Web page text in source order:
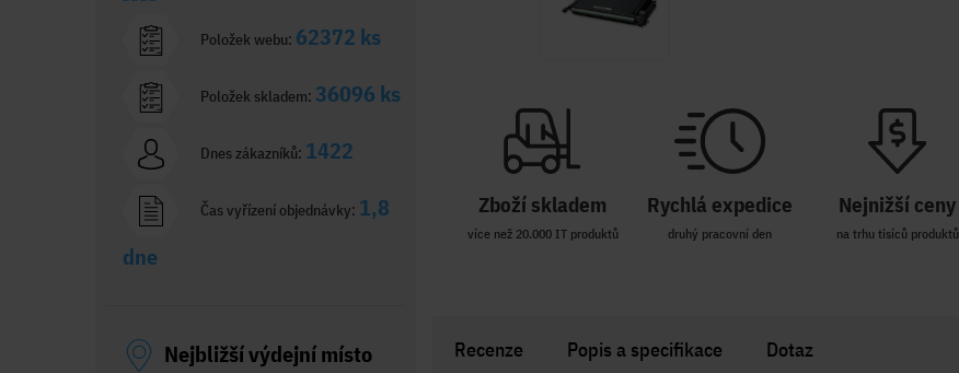
Zboží skladem
více než 20.000 IT produktů
Rychlá expedice
druhý pracovní den
Nejnižší ceny
na trhu tisíců produktů
Recenze Popis a specifikace Dotaz
Položek webu: 62372 ks
Položek skladem: 36096 ks
Dnes zákazníků: 1422
Čas vyřízení objednávky: 1,8
dne
Nejbližší výdejní místo